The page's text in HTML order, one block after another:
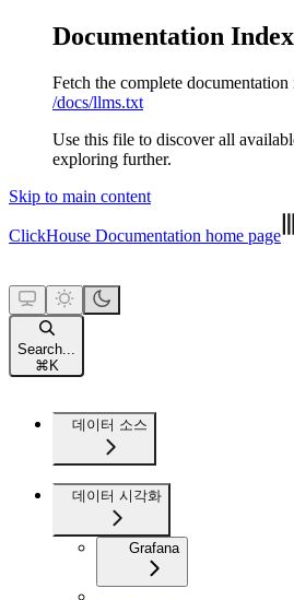
Documentation Index
Fetch the complete documentation
/docs/llms.txt
Use this file to discover all
exploring further.
Skip to main content
ClickHouse Documentation home page
Search...
⌘ K
데이터 소스
데이터 시각화
Grafana